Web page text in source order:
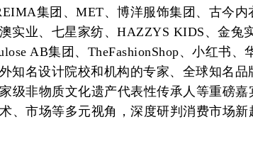
集团、MET、博洋服饰集团、古今内
实业、七星家纺、HAZZYS KIDS、金兔
AB集团、TheFashionShop、小红书、
知名设计院校和机构的专家、全球知名品
级非物质文化遗产代表性传承人等重磅嘉
、市场等多元视角，深度研判消费市场新